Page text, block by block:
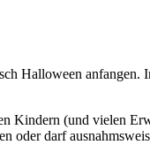
Halloween anfangen.
Kindern (und vielen
oder darf